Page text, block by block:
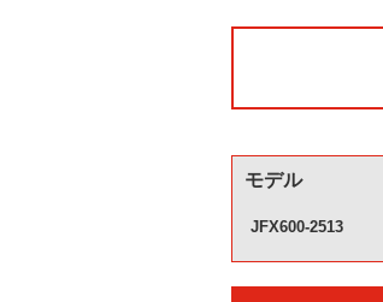
モデル
JFX600-2513